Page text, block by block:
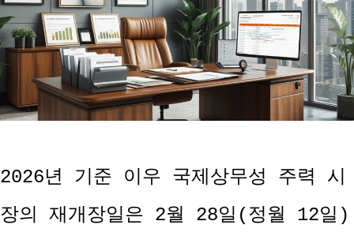
2026년 기준 이우 국제상무성 주력 시
장의 재개장일은 2월 28일(정월 12일)